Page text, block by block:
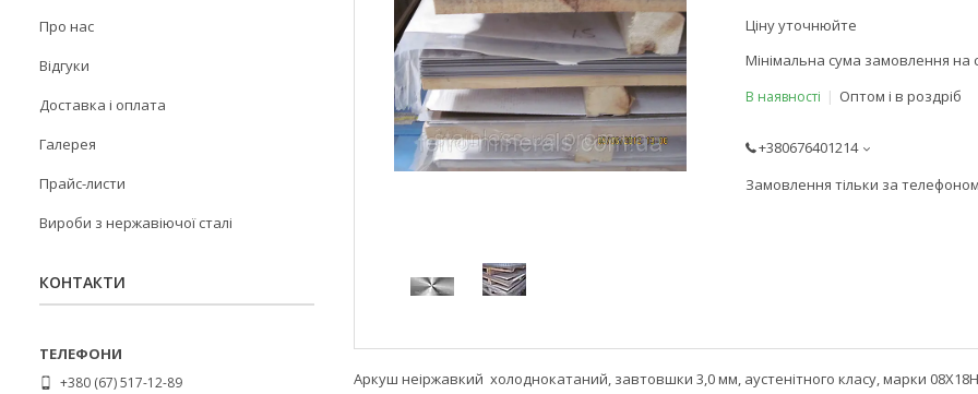
Ціну уточнюйте
Мінімальна сума замовлення на
В наявності Оптом і в роздріб
+380676401214
Замовлення тільки за телефоном
Аркуш неіржавкий холоднокатаний, завтовшки 3,0 мм, аустенітного класу, марки
Про нас
Відгуки
Доставка і оплата
Галерея
Прайс-листи
Вироби з нержавіючої сталі
КОНТАКТИ
+380 (67) 517-12-89